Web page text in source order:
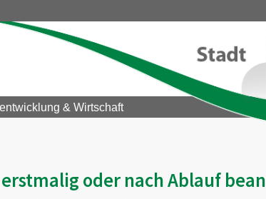
& Wirtschaft
oder nach Ablauf